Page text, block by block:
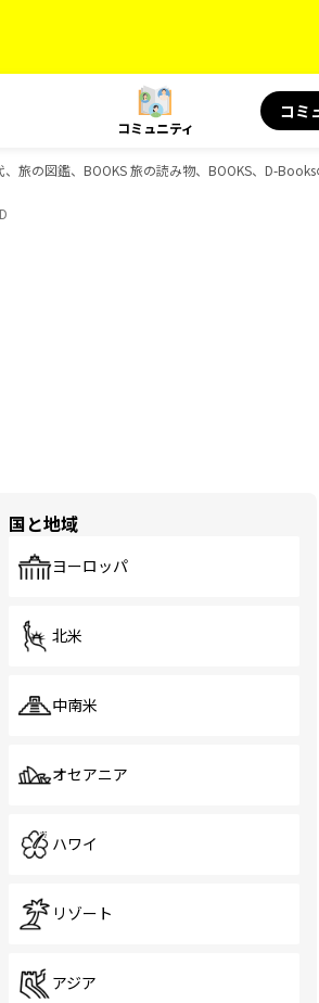
コミュニティ
コミ
旅の図鑑、BOOKS 旅の読み物、BOOKS、D-
国と地域
ヨーロッパ
北米
中南米
オセアニア
ハワイ
リゾート
アジア